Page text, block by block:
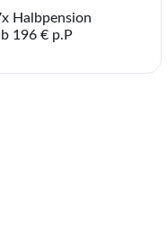
Link kopieren
Halbpension
196 € p.P